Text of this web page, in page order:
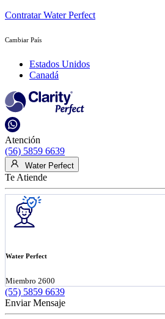
Contratar Water Perfect
Cambiar País
Estados Unidos
Canadá
Atención
(56) 5859 6639
Water Perfect
Te Atiende
Water Perfect
Miembro 2600
(55) 5859 6639
Enviar Mensaje